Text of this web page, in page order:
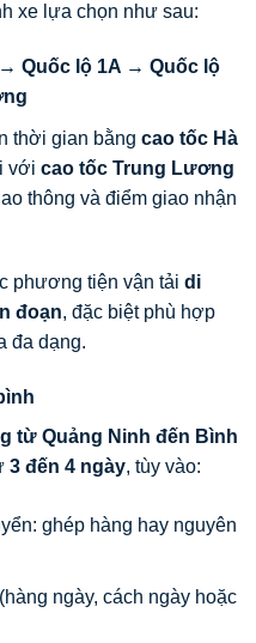
xe lựa chọn như sau:
Quốc lộ 1A → Quốc lộ
thời gian bằng cao tốc Hà
với cao tốc Trung Lương
thông và điểm giao nhận
phương tiện vận tải di
đoạn, đặc biệt phù hợp
đa dạng.
từ Quảng Ninh đến Bình
3 đến 4 ngày, tùy vào:
ghép hàng hay nguyên
ngày, cách ngày hoặc